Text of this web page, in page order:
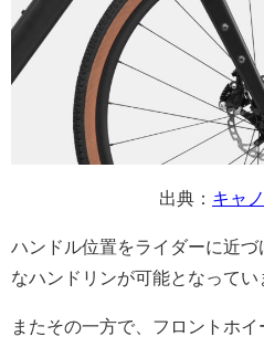
出典： キャ
ハンドル位置をライダーに近
なハンドリンが可能となってい
またその一方で、フロントホ